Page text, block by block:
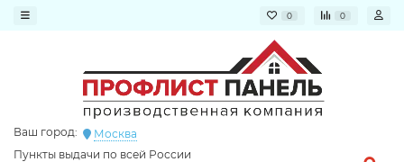
0 0
Ваш город:
Москва
Пункты выдачи по всей России